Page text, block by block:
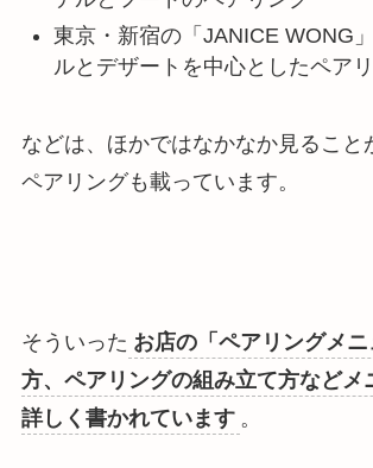
東京・新宿の「JANICE WONG
ルとデザートを中心としたペア
などは、ほかではなかなか見ること
ペアリングも載っています。
そういった お店の「ペアリングメニ
方、ペアリングの組み立て方などメ
詳しく書かれています 。